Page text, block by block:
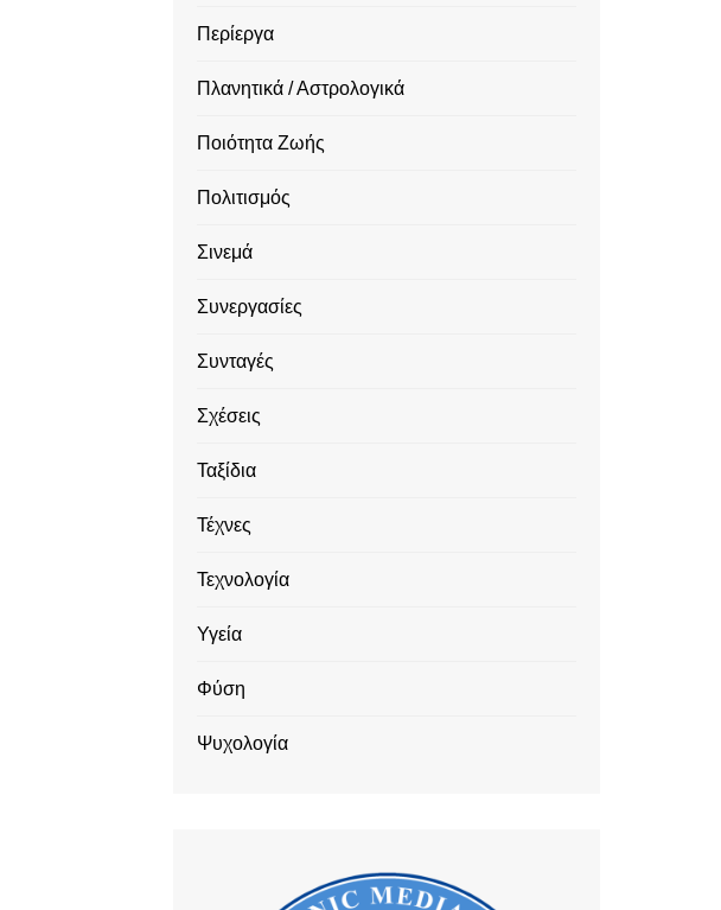
Περίεργα
Πλανητικά / Αστρολογικά
Ποιότητα Ζωής
Πολιτισμός
Σινεμά
Συνεργασίες
Συνταγές
Σχέσεις
Ταξίδια
Τέχνες
Τεχνολογία
Υγεία
Φύση
Ψυχολογία